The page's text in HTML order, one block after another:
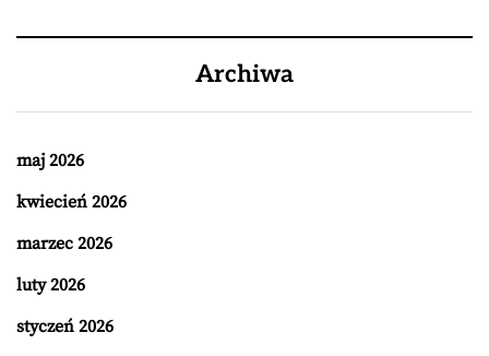
Archiwa
maj 2026
kwiecień 2026
marzec 2026
luty 2026
styczeń 2026